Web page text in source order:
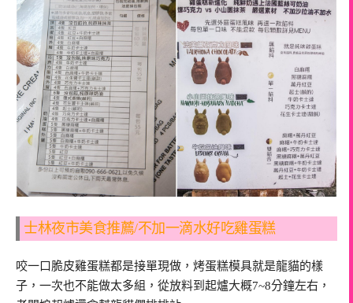
士林夜市美食推薦/不加一滴水好吃雞蛋糕
咬一口脆皮雞蛋糕都是接單現做，烤蛋糕模具就是龍貓的樣
子，一次也不能做太多組，從放料到起爐大概7~8分鐘左右，